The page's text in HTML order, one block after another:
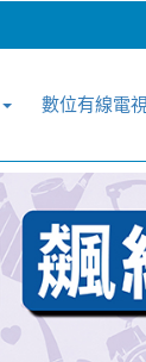
數位有線電視